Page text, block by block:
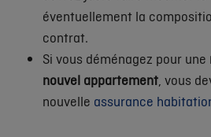
éventuellement la
contrat.
Si vous déménagez pour une
nouvel appartement , vous
nouvelle assurance